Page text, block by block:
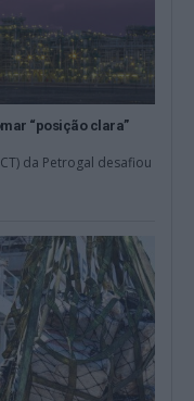
“posição clara”
da Petrogal desafiou